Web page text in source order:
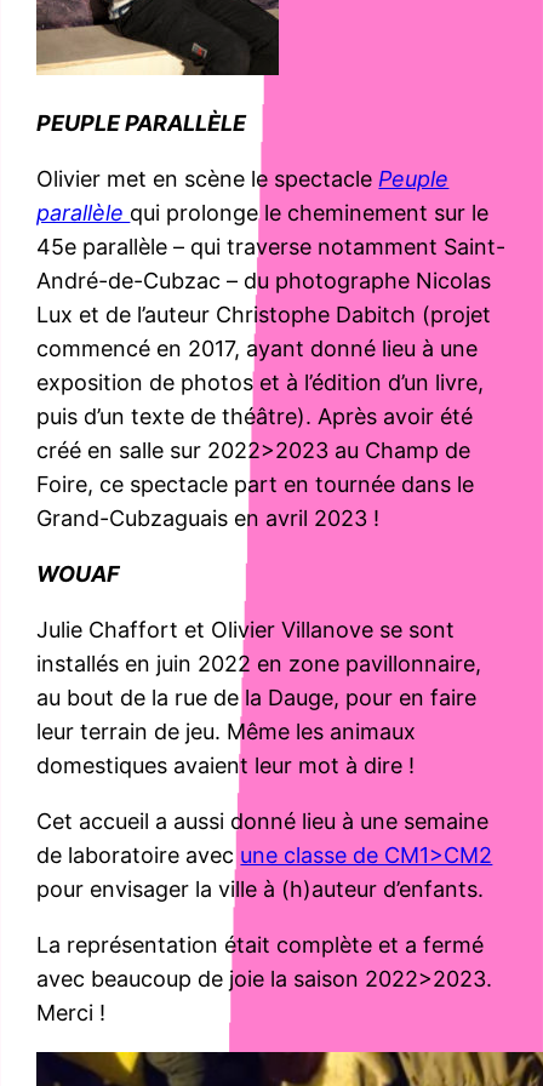
PEUPLE PARALLÈLE
Olivier met en scène le spectacle Peuple
parallèle qui prolonge le cheminement sur le
45e parallèle – qui traverse notamment Saint-
André-de-Cubzac – du photographe Nicolas
Lux et de l’auteur Christophe Dabitch (projet
commencé en 2017, ayant donné lieu à une
exposition de photos et à l’édition d’un livre,
puis d’un texte de théâtre). Après avoir été
créé en salle sur 2022>2023 au Champ de
Foire, ce spectacle part en tournée dans le
Grand-Cubzaguais en avril 2023 !
WOUAF
Julie Chaffort et Olivier Villanove se sont
installés en juin 2022 en zone pavillonnaire,
au bout de la rue de la Dauge, pour en faire
leur terrain de jeu. Même les animaux
domestiques avaient leur mot à dire !
Cet accueil a aussi donné lieu à une semaine
de laboratoire avec une classe de CM1>CM2
pour envisager la ville à (h)auteur d’enfants.
La représentation était complète et a fermé
avec beaucoup de joie la saison 2022>2023.
Merci !